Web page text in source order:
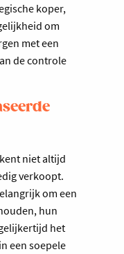
koper,
om
met een
de controle
niet altijd
verkoopt.
om een
hun
het
een soepele